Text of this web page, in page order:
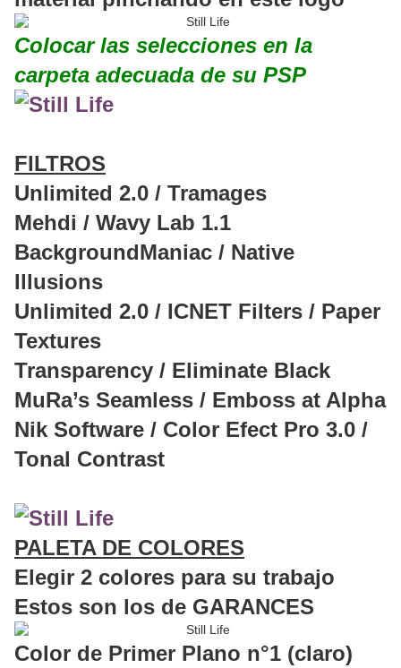
Colocar las selecciones en la
carpeta adecuada de su PSP
FILTROS
Unlimited 2.0 / Tramages
Mehdi / Wavy Lab 1.1
BackgroundManiac / Native
Illusions
Unlimited 2.0 / ICNET Filters / Paper
Textures
Transparency / Eliminate Black
MuRa’s Seamless / Emboss at Alpha
Nik Software / Color Efect Pro 3.0 /
Tonal Contrast
PALETA DE COLORES
Elegir 2 colores para su trabajo
Estos son los de GARANCES
Color de Primer Plano n°1 (claro)